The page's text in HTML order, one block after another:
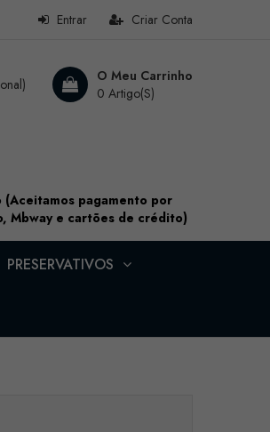
Criar Conta
Entrar
O Meu Carrinho
0 Artigo(s)
(Aceitamos pagamento por
Mbway e cartões de crédito)
PRESERVATIVOS